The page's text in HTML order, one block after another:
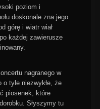
poziom i
doskonale zna jego
górę i wiatr wiał
każdej zawierusze
nagranego w
o tyle niezwykłe, że
piosenek, które
Słyszymy tu